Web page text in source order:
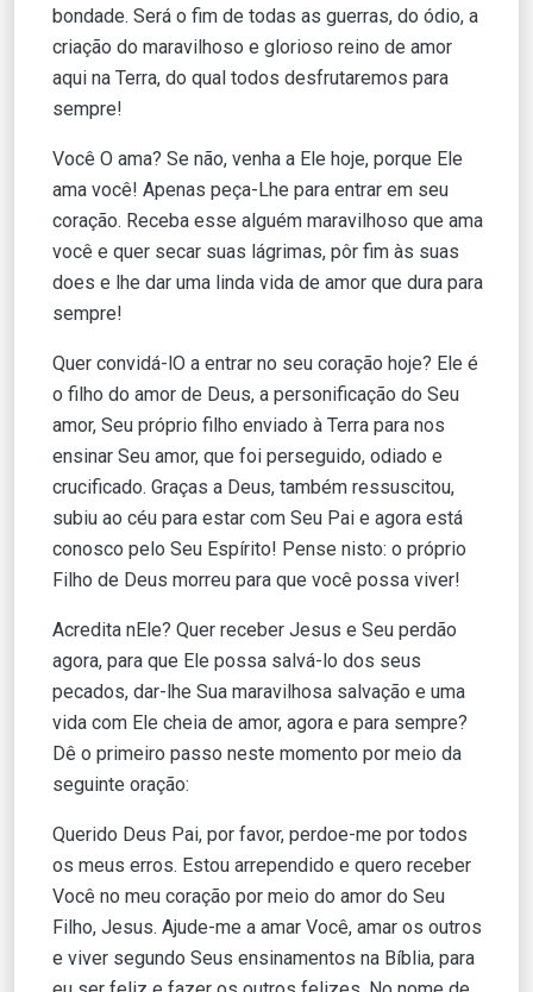
bondade. Será o fim de todas as guerras, do ódio, a
criação do maravilhoso e glorioso reino de amor
aqui na Terra, do qual todos desfrutaremos para
sempre!
Você O ama? Se não, venha a Ele hoje, porque Ele
ama você! Apenas peça-Lhe para entrar em seu
coração. Receba esse alguém maravilhoso que ama
você e quer secar suas lágrimas, pôr fim às suas
does e lhe dar uma linda vida de amor que dura para
sempre!
Quer convidá-lO a entrar no seu coração hoje? Ele é
o filho do amor de Deus, a personificação do Seu
amor, Seu próprio filho enviado à Terra para nos
ensinar Seu amor, que foi perseguido, odiado e
crucificado. Graças a Deus, também ressuscitou,
subiu ao céu para estar com Seu Pai e agora está
conosco pelo Seu Espírito! Pense nisto: o próprio
Filho de Deus morreu para que você possa viver!
Acredita nEle? Quer receber Jesus e Seu perdão
agora, para que Ele possa salvá-lo dos seus
pecados, dar-lhe Sua maravilhosa salvação e uma
vida com Ele cheia de amor, agora e para sempre?
Dê o primeiro passo neste momento por meio da
seguinte oração:
Querido Deus Pai, por favor, perdoe-me por todos
os meus erros. Estou arrependido e quero receber
Você no meu coração por meio do amor do Seu
Filho, Jesus. Ajude-me a amar Você, amar os outros
e viver segundo Seus ensinamentos na Bíblia, para